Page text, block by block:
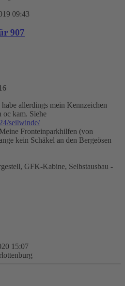
09:43
907
allerdings mein Kennzeichen
oc kam. Siehe
seilwinde/
Fronteinparkhilfen (von
kein Schäkel an den Bergeösen
GFK-Kabine, Selbstausbau -
15:07